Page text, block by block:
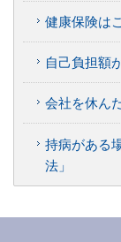
健康保険は
自己負担額
会社を休ん
持病がある
法」